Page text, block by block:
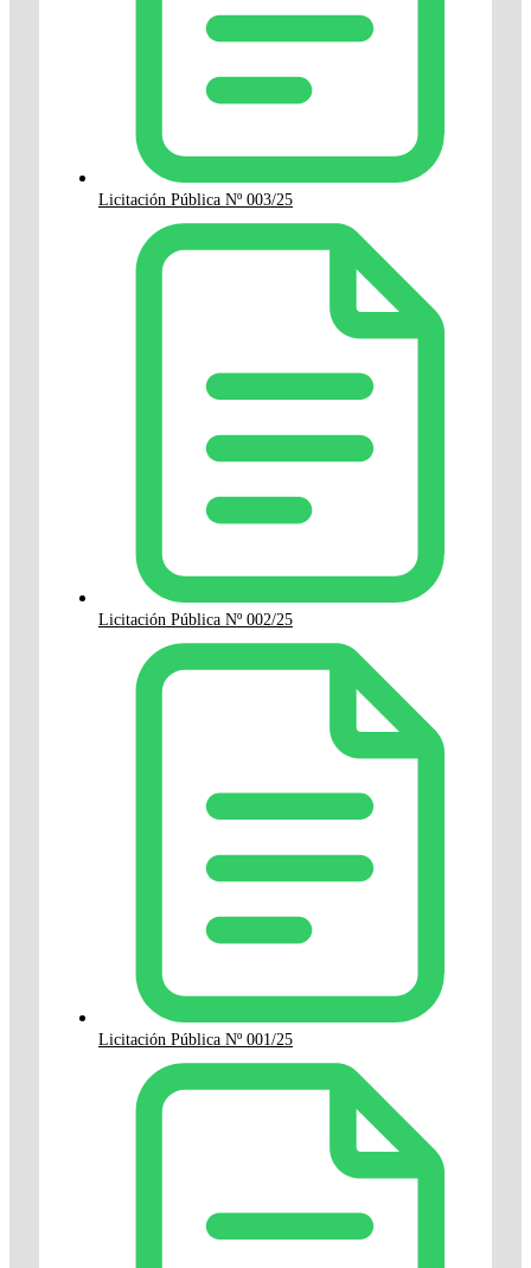
Licitación Pública Nº 003/25
Licitación Pública Nº 002/25
Licitación Pública Nº 001/25